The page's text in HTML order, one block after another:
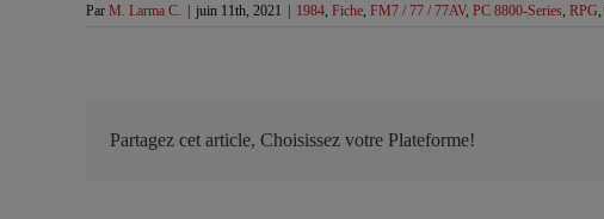
Par M. Larma C. juin 11th, 2021 1984, Fiche, FM7 / 77 / 77AV, PC 8800-Series, RPG,
Partagez cet article, Choisissez votre Plateforme!